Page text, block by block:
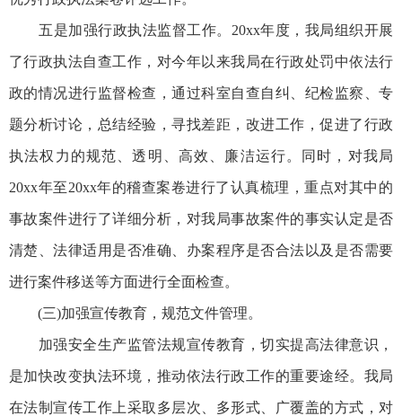
五是加强行政执法监督工作。20xx年度，我局组织开展
了行政执法自查工作，对今年以来我局在行政处罚中依法行
政的情况进行监督检查，通过科室自查自纠、纪检监察、专
题分析讨论，总结经验，寻找差距，改进工作，促进了行政
执法权力的规范、透明、高效、廉洁运行。同时，对我局
20xx年至20xx年的稽查案卷进行了认真梳理，重点对其中的
事故案件进行了详细分析，对我局事故案件的事实认定是否
清楚、法律适用是否准确、办案程序是否合法以及是否需要
进行案件移送等方面进行全面检查。
(三)加强宣传教育，规范文件管理。
加强安全生产监管法规宣传教育，切实提高法律意识，
是加快改变执法环境，推动依法行政工作的重要途经。我局
在法制宣传工作上采取多层次、多形式、广覆盖的方式，对